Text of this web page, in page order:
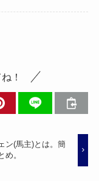
！
ン(馬主)とは。簡
め。